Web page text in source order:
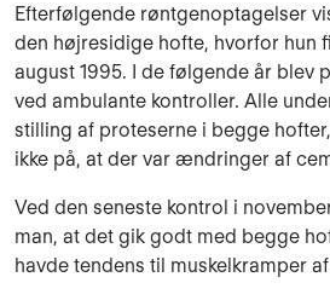
Efterfølgende røntgenoptagelser
den højresidige hofte, hvorfor hun
august 1995. I de følgende år blev
ved ambulante kontroller. Alle
stilling af proteserne i begge
ikke på, at der var æn­dringer af
Ved den seneste kontrol i
man, at det gik godt med begge
havde tendens til muskelkramper